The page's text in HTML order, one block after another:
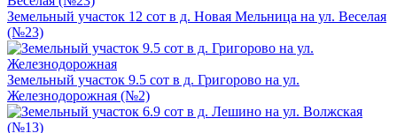
Земельный участок 12 сот в д. Новая Мельница на ул. Веселая
(№23)
Земельный участок 9.5 сот в д. Григорово на ул.
Железнодорожная (№2)